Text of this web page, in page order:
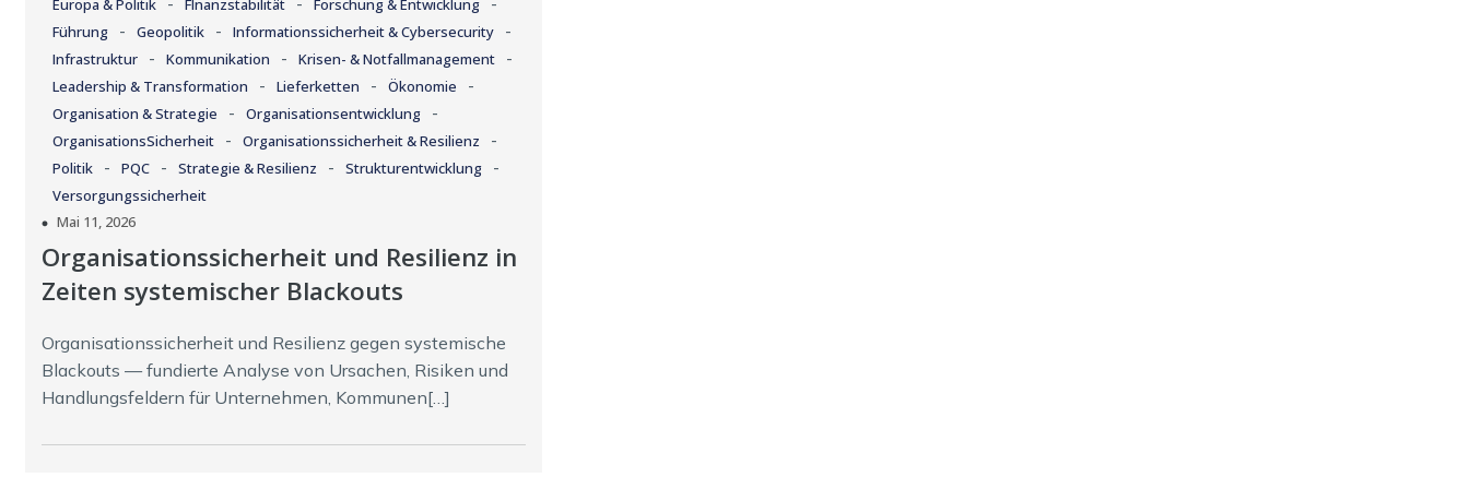
Europa & Politik FInanzstabilität Forschung & Entwicklung
Führung - Geopolitik - Informationssicherheit & Cybersecurity -
Infrastruktur - Kommunikation - Krisen- & Notfallmanagement -
Leadership & Transformation - Lieferketten - Ökonomie -
Organisation & Strategie - Organisationsentwicklung -
OrganisationsSicherheit - Organisationssicherheit & Resilienz -
Politik - PQC - Strategie & Resilienz - Strukturentwicklung -
Versorgungssicherheit
Mai 11, 2026
Organisationssicherheit und Resilienz in
Zeiten systemischer Blackouts
Organisationssicherheit und Resilienz gegen systemische
Blackouts — fundierte Analyse von Ursachen, Risiken und
Handlungsfeldern für Unternehmen, Kommunen[…]